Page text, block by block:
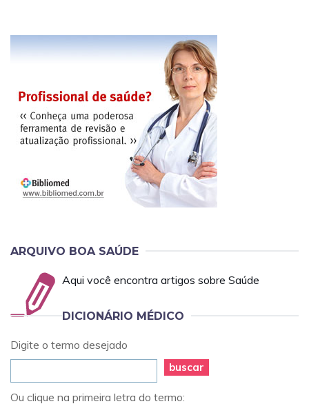
ARQUIVO BOA SAÚDE
Aqui você encontra artigos sobre Saúde
DICIONÁRIO MÉDICO
Digite o termo desejado
buscar
Ou clique na primeira letra do termo: